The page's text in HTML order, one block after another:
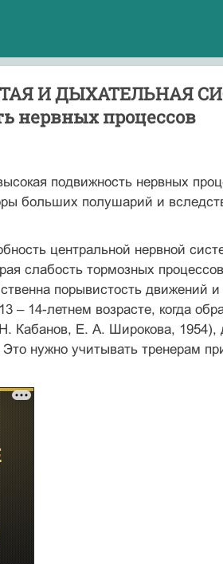
И ДЫХАТЕЛЬНАЯ
нервных процессов
подвижность нервных
больших полушарий и
центральной нервной
слабость тормозных
порывистость движений
– 14-летнем возрасте, когда
Кабанов, Е. А. Широкова, 1954),
Это нужно учитывать тренерам